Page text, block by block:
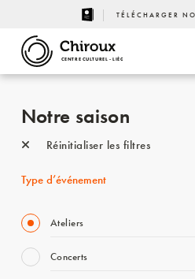
TÉLÉCHARGER
CENTRE CULTUREL - LIÈGE
Notre saison
Réinitialiser les filtres
Type d’événement
Ateliers
Concerts